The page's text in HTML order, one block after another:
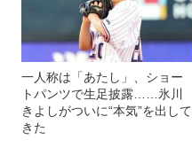
一人称は「あたし」、ショー
トパンツで生足披露……氷川
きよしがついに“本気”を出して
きた